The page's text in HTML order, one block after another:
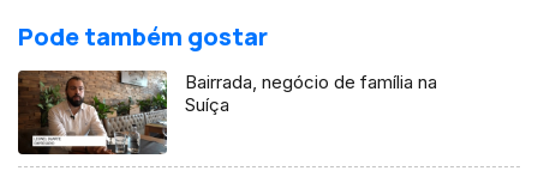
Pode também gostar
Bairrada, negócio de família na
Suíça